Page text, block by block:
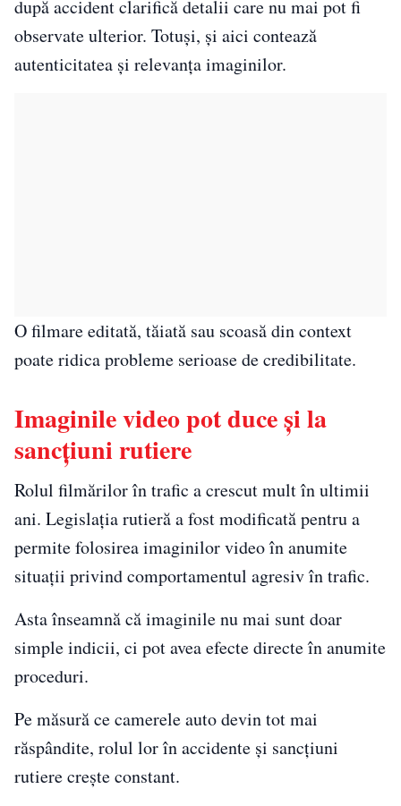
după accident clarifică detalii care nu mai pot fi
observate ulterior. Totuși, și aici contează
autenticitatea și relevanța imaginilor.
O filmare editată, tăiată sau scoasă din context
poate ridica probleme serioase de credibilitate.
Imaginile video pot duce și la
sancțiuni rutiere
Rolul filmărilor în trafic a crescut mult în ultimii
ani. Legislația rutieră a fost modificată pentru a
permite folosirea imaginilor video în anumite
situații privind comportamentul agresiv în trafic.
Asta înseamnă că imaginile nu mai sunt doar
simple indicii, ci pot avea efecte directe în anumite
proceduri.
Pe măsură ce camerele auto devin tot mai
răspândite, rolul lor în accidente și sancțiuni
rutiere crește constant.